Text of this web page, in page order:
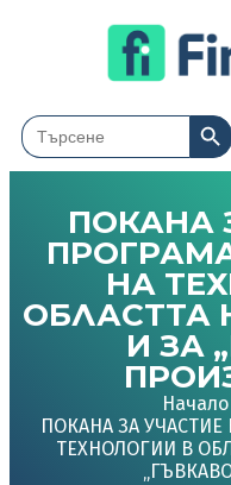
Search
for:
Search Button
ПОКАНА
НА
ОБЛАСТТА
И ЗА
ПОКАНА ЗА
ТЕХНОЛОГИИ В